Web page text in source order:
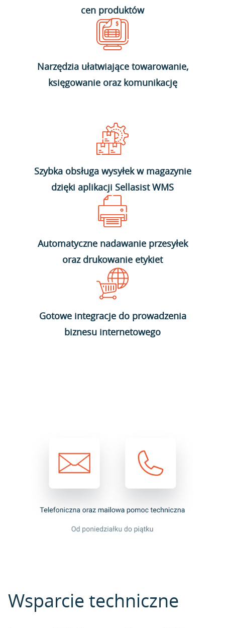
cen produktów
Narzędzia ułatwiające towarowanie,
księgowanie oraz komunikację
Szybka obsługa wysyłek w magazynie
dzięki aplikacji Sellasist WMS
Automatyczne nadawanie przesyłek
oraz drukowanie etykiet
Gotowe integracje do prowadzenia
biznesu internetowego
Wsparcie techniczne